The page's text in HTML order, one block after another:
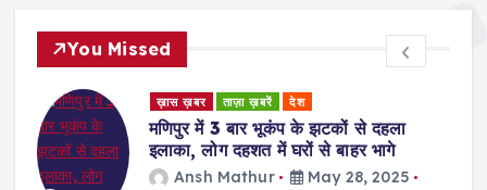
You Missed
ख़ास ख़बर ताज़ा ख़बरें देश
मणिपुर में 3 बार भूकंप के झटकों से दहला
इलाका, लोग दहशत में घरों से बाहर भागे
Ansh Mathur
May 28, 2025